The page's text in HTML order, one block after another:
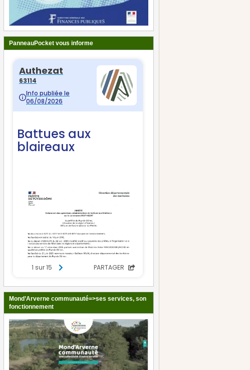
PanneauPocket vous informe
Mond’Arverne communauté=>ses services, son
fonctionnement